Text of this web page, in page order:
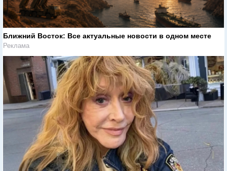
Ближний Восток: Все актуальные новости в одном месте
Реклама